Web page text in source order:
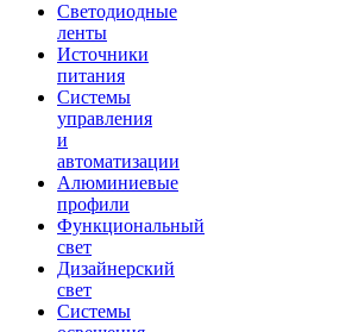
Светодиодные
ленты
Источники
питания
Системы
управления
и
автоматизации
Алюминиевые
профили
Функциональный
свет
Дизайнерский
свет
Системы